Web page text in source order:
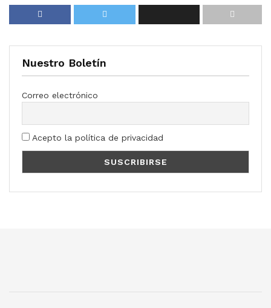
Nuestro Boletín
Correo electrónico
Acepto la política de privacidad